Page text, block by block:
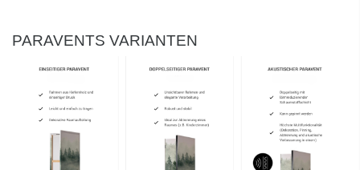
PARAVENTS VARIANTEN